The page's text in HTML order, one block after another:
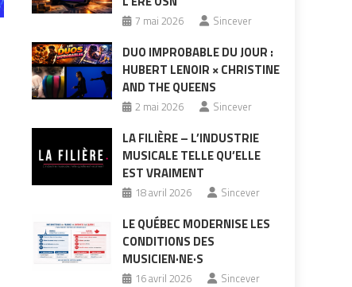
7 mai 2026 Sincever
DUO IMPROBABLE DU JOUR :
HUBERT LENOIR × CHRISTINE
AND THE QUEENS
2 mai 2026 Sincever
LA FILIÈRE – L’INDUSTRIE
MUSICALE TELLE QU’ELLE
EST VRAIMENT
18 avril 2026 Sincever
LE QUÉBEC MODERNISE LES
CONDITIONS DES
MUSICIEN·NE·S
16 avril 2026 Sincever